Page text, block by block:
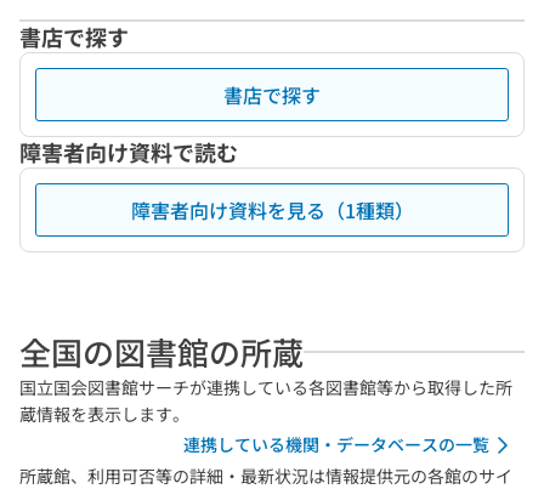
書店で探す
書店で探す
障害者向け資料で読む
障害者向け資料を見る（1種類）
全国の図書館の所蔵
国立国会図書館サーチが連携している各図書館等から取得した所
蔵情報を表示します。
連携している機関・データベースの一覧
所蔵館、利用可否等の詳細・最新状況は情報提供元の各館のサイ